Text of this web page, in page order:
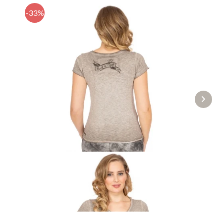
-33%
T-Shirt BABYECUE greige
29,90 € 44,90 €